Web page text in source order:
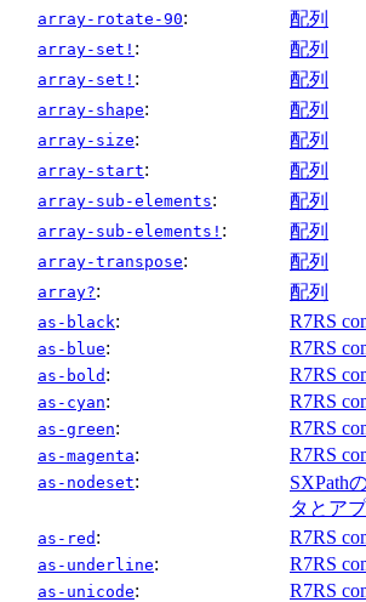
array-rotate-90: 配列
array-set! : 配列
array-set! : 配列
array-shape: 配列
array-size: 配列
array-start: 配列
array-sub-elements: 配列
array-sub-elements! : 配列
array-transpose: 配列
array?: 配列
as-black: R7RS
as-blue: R7RS
as-bold : R7RS
as-cyan: R7RS
as-green: R7RS
as-magenta: R7RS
as-nodeset:
SXPath
タとア
as-red : R7RS
as-underline: R7RS
as-unicode: R7RS